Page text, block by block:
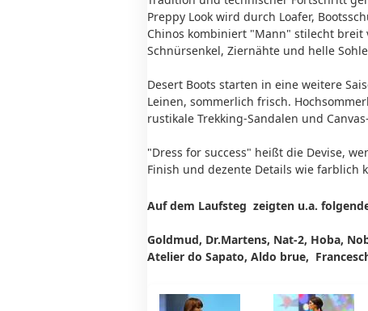
Preppy Look wird durch Loafer,
Chinos kombiniert "Mann" stilecht breit
Schnürsenkel, Ziernähte und helle
Desert Boots starten in eine weitere
Leinen, sommerlich frisch.
rustikale Trekking-Sandalen und
"Dress for success" heißt die Devise,
Finish und dezente Details wie
Auf dem Laufsteg zeigten u.a.
Goldmud, Dr.Martens, Nat-2, Hoba,
Atelier do Sapato, Aldo brue,